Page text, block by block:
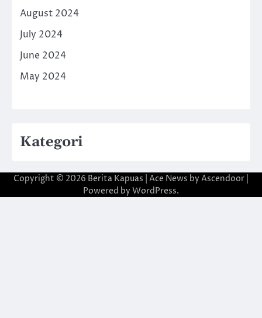
August 2024
July 2024
June 2024
May 2024
Kategori
Copyright © 2026 Berita Kapuas | Ace News by Ascendoor
Powered by WordPress.